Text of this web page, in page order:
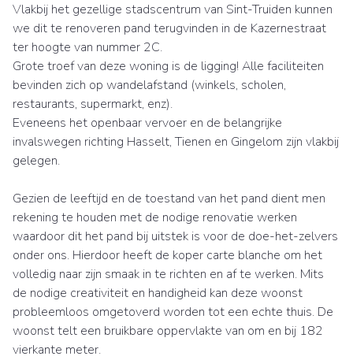
Vlakbij het gezellige stadscentrum van Sint-Truiden kunnen
we dit te renoveren pand terugvinden in de Kazernestraat
ter hoogte van nummer 2C.
Grote troef van deze woning is de ligging! Alle faciliteiten
bevinden zich op wandelafstand (winkels, scholen,
restaurants, supermarkt, enz).
Eveneens het openbaar vervoer en de belangrijke
invalswegen richting Hasselt, Tienen en Gingelom zijn vlakbij
gelegen.
Gezien de leeftijd en de toestand van het pand dient men
rekening te houden met de nodige renovatie werken
waardoor dit het pand bij uitstek is voor de doe-het-zelvers
onder ons. Hierdoor heeft de koper carte blanche om het
volledig naar zijn smaak in te richten en af te werken. Mits
de nodige creativiteit en handigheid kan deze woonst
probleemloos omgetoverd worden tot een echte thuis. De
woonst telt een bruikbare oppervlakte van om en bij 182
vierkante meter.